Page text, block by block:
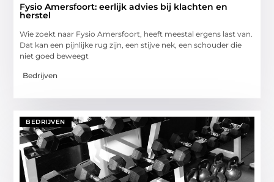
Fysio Amersfoort: eerlijk advies bij klachten en
herstel
Wie zoekt naar Fysio Amersfoort, heeft meestal ergens last van.
Dat kan een pijnlijke rug zijn, een stijve nek, een schouder die
niet goed beweegt
Bedrijven
BEDRIJVEN